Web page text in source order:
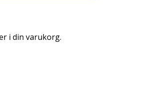
i din varukorg.